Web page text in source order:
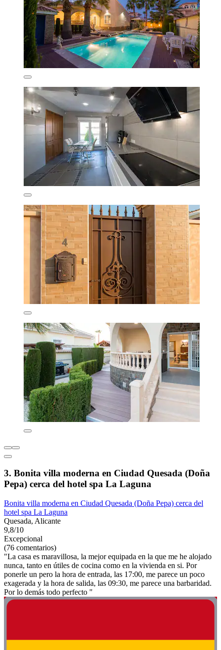
3. Bonita villa moderna en Ciudad Quesada (Doña
Pepa) cerca del hotel spa La Laguna
Bonita villa moderna en Ciudad Quesada (Doña Pepa) cerca del
hotel spa La Laguna
Quesada, Alicante
9,8/10
Excepcional
(76 comentarios)
"La casa es maravillosa, la mejor equipada en la que me he alojado
nunca, tanto en útiles de cocina como en la vivienda en si. Por
ponerle un pero la hora de entrada, las 17:00, me parece un poco
exagerada y la hora de salida, las 09:30, me parece una barbaridad.
Por lo demás todo perfecto "